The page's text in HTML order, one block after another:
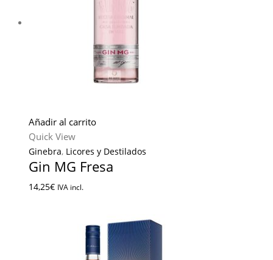
Añadir al carrito
Quick View
Ginebra, Licores y Destilados
Gin MG Fresa
14,25€ IVA incl.